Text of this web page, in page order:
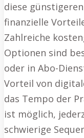
diese
finanzielle
Zahlreiche
Optionen sind
oder in Abo-
Vorteil von
das Tempo der
ist möglich,
schwierige